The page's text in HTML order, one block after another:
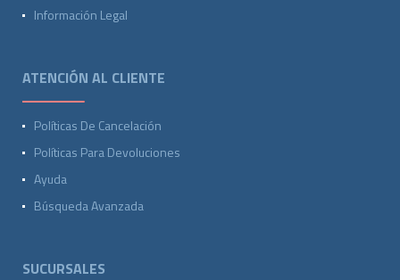
Información Legal
ATENCIÓN AL CLIENTE
Políticas De Cancelación
Políticas Para Devoluciones
Ayuda
Búsqueda Avanzada
SUCURSALES